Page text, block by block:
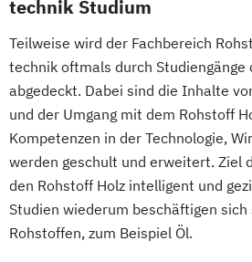
Simulation in Health Care
Software Design and
Sonography Soziale Arbeit
Sozialraumorientierte und
Sozialwirtschaft
Sustainability Assessment
Management
Ecological Engineering
Nutzpflanzenwissenschaften
Nutztierwissenschaften
Organic Agricultural
Agroecology
Organic Agricultural
Agroecology (Englisch)
Pferdewissenschaften
technik Studium
Teilweise wird der Fachbereich
technik oftmals durch Studiengänge
abgedeckt. Dabei sind die Inhalte
und der Umgang mit dem Rohstoff
Kompetenzen in der Technologie,
werden geschult und erweitert. Ziel
den Rohstoff Holz intelligent und
Studien wiederum beschäftigen
Rohstoffen, zum Beispiel Öl.